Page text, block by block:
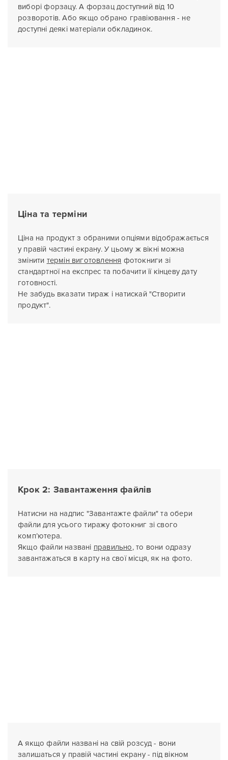
виборі форзацу. А форзац доступний від 10
розворотів. Або якщо обрано гравіювання - не
доступні деякі матеріали обкладинок.
Ціна та терміни
Ціна на продукт з обраними опціями відображається
у правій частині екрану. У цьому ж вікні можна
змінити термін виготовлення фотокниги зі
стандартної на експрес та побачити її кінцеву дату
готовності.
Не забудь вказати тираж і натискай "Створити
продукт".
Крок 2: Завантаження файлів
Натисни на надпис "Завантажте файли" та обери
файли для усього тиражу фотокниг зі свого
комп’ютера.
Якщо файли названі правильно, то вони одразу
завантажаться в карту на свої місця, як на фото.
А якщо файли названі на свій розсуд - вони
залишаться у правій частині екрану - під вікном